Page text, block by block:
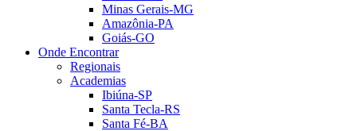
Minas Gerais-MG
Amazônia-PA
Goiás-GO
Onde Encontrar
Regionais
Academias
Ibiúna-SP
Santa Tecla-RS
Santa Fé-BA